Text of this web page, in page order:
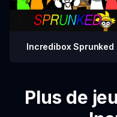
Incredibox Sprunked
Plus de